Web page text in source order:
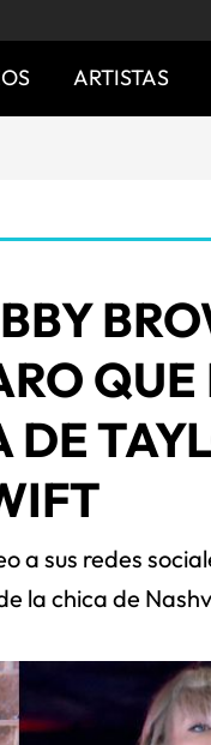
ARTISTAS
QUE
DE
a sus redes
la chica de